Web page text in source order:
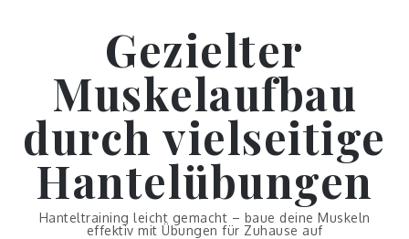
Gezielter
Muskelaufbau
durch vielseitige
Hantelübungen
Hanteltraining leicht gemacht – baue deine Muskeln
effektiv mit Übungen für Zuhause auf